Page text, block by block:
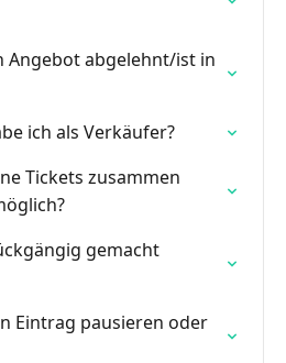
Angebot abgelehnt/ist in
ich als Verkäufer?
Tickets zusammen
gemacht
Eintrag pausieren oder